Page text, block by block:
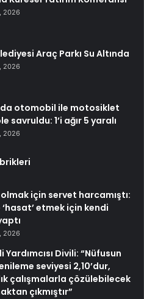
2026
Araç Parkı Su Altında
2026
otomobil ile motosiklet
savruldu: 1’i ağır 5 yaralı
2026
için servet harcamıştı:
etmek için kendi
2026
Yardımcısı Divili: “Nüfusun
seviyesi 2,10’dur,
çalışmalarla çözülebilecek
çıkmıştır”